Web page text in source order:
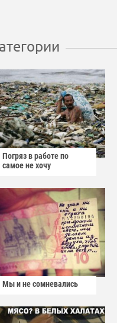
Погряз в работе по
самое не хочу
Мы и не сомневались